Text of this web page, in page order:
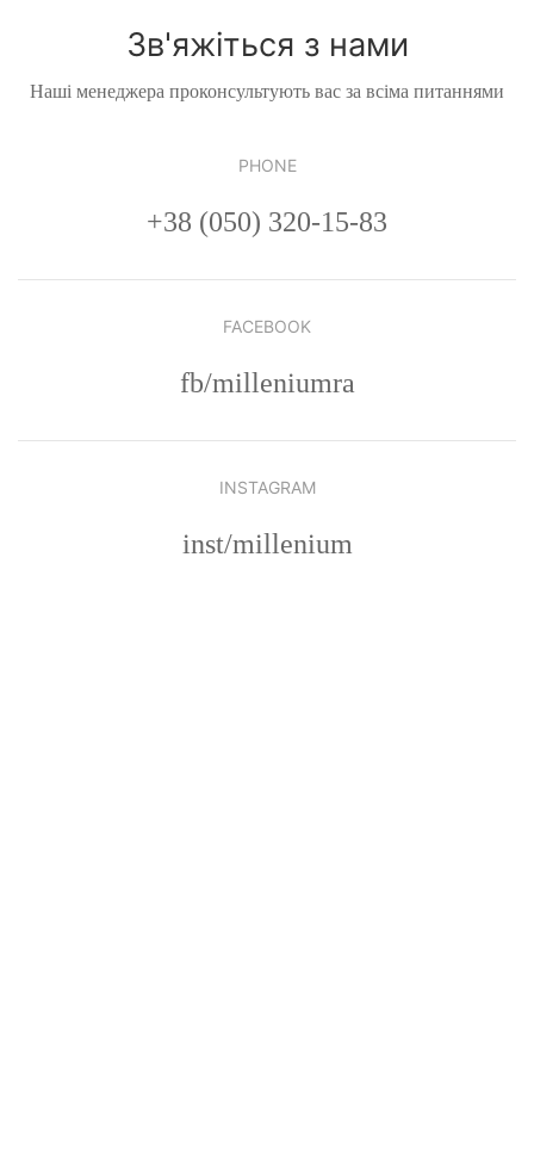
Зв'яжіться з нами
Наші менеджера проконсультують вас за всіма питаннями
PHONE
+38 (050) 320-15-83
FACEBOOK
fb/milleniumra
INSTAGRAM
inst/millenium